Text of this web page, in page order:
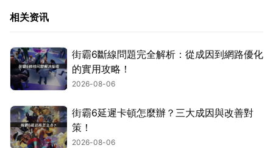
相关资讯
街霸6斷線問題完全解析：從成因到網路優化
的實用攻略！
2026-08-06
街霸6延遲卡頓怎麼辦？三大成因與改善對
策！
2026-08-06